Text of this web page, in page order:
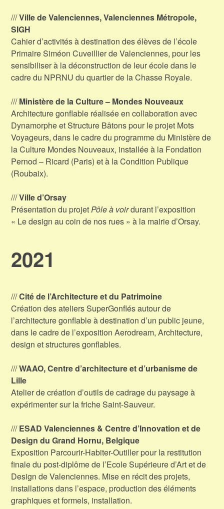
///Ville de Valenciennes, Valenciennes Métropole,
SIGH
Cahier d’activités à destination des élèves de l’école
Primaire Siméon Cuveillier de Valenciennes, pour les
sensibiliser à la déconstruction de leur école dans le
cadre du NPRNU du quartier de la Chasse Royale.
///Ministère de la Culture – Mondes Nouveaux
Architecture gonflable réalisée en collaboration avec
Dynamorphe et Structure Bâtons pour le projet Mots
Voyageurs, dans le cadre du programme du Ministère de
la Culture Mondes Nouveaux, installée à la Fondation
Pernod – Ricard (Paris) et à la Condition Publique
(Roubaix).
///Ville d’Orsay
Présentation du projetPôle à voirdurant l’exposition
« Le design au coin de nos rues » à la mairie d’Orsay.
2021
///Cité de l’Architecture et du Patrimoine
Création des ateliers SuperGonflés autour de
l’architecture gonflable à destination d’un public jeune,
dans le cadre de l’exposition Aerodream, Architecture,
design et structures gonflables.
///WAAO, Centre d’architecture et d’urbanisme de
Lille
Atelier de création d’outils de cadrage du paysage à
expérimenter sur la friche Saint-Sauveur.
///ESAD Valenciennes & Centre d’Innovation et de
Design du Grand Hornu, Belgique
Exposition Parcourir-Habiter-Outiller pour la restitution
finale du post-diplôme de l’Ecole Supérieure d’Art et de
Design de Valenciennes. Mise en récit des projets,
installations dans l’espace, production des éléments
graphiques et formels, installation.